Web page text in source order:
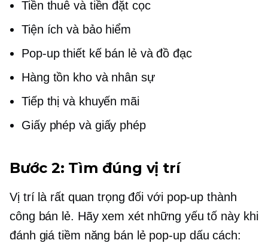
Tiền thuê và tiền đặt cọc
Tiện ích và bảo hiểm
Pop-upthiết kế bán lẻ và đồ đạc
Hàng tồn kho và nhân sự
Tiếp thị và khuyến mãi
Giấy phép và giấy phép
Bước 2: Tìm đúng vị trí
Vị trí là rất quan trọng đối với pop-up thành
công bán lẻ. Hãy xem xét những yếu tố này khi
đánh giá tiềm năng bán lẻ pop-updấu cách: